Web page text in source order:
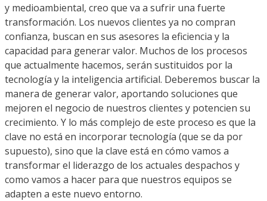
y medioambiental, creo que va a sufrir una fuerte
transformación. Los nuevos clientes ya no compran
confianza, buscan en sus asesores la eficiencia y la
capacidad para generar valor. Muchos de los procesos
que actualmente hacemos, serán sustituidos por la
tecnología y la inteligencia artificial. Deberemos buscar la
manera de generar valor, aportando soluciones que
mejoren el negocio de nuestros clientes y potencien su
crecimiento. Y lo más complejo de este proceso es que la
clave no está en incorporar tecnología (que se da por
supuesto), sino que la clave está en cómo vamos a
transformar el liderazgo de los actuales despachos y
como vamos a hacer para que nuestros equipos se
adapten a este nuevo entorno.